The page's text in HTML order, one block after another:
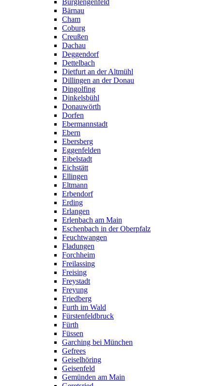
Burglengenfeld
Bärnau
Cham
Coburg
Creußen
Dachau
Deggendorf
Dettelbach
Dietfurt an der Altmühl
Dillingen an der Donau
Dingolfing
Dinkelsbühl
Donauwörth
Dorfen
Ebermannstadt
Ebern
Ebersberg
Eggenfelden
Eibelstadt
Eichstätt
Ellingen
Eltmann
Erbendorf
Erding
Erlangen
Erlenbach am Main
Eschenbach in der Oberpfalz
Feuchtwangen
Fladungen
Forchheim
Freilassing
Freising
Freystadt
Freyung
Friedberg
Furth im Wald
Fürstenfeldbruck
Fürth
Füssen
Garching bei München
Gefrees
Geiselhöring
Geisenfeld
Gemünden am Main